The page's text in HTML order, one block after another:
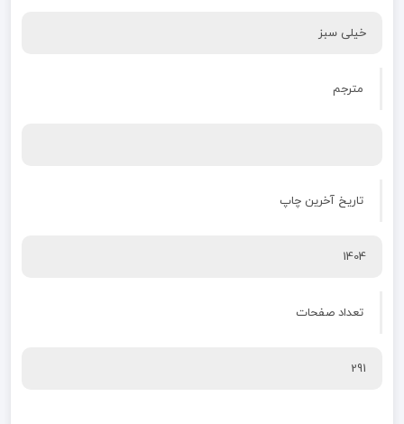
خیلی سبز
مترجم
تاریخ آخرین چاپ
1404
تعداد صفحات
291